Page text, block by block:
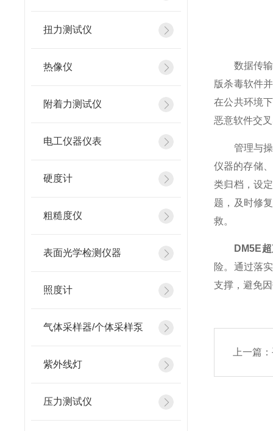
扭力测试仪
热像仪
附着力测试仪
电工仪器仪表
硬度计
粗糙度仪
表面光学检测仪器
照度计
气体采样器/个体采样泵
紫外线灯
压力测试仪
数据传输过
版杀毒软件
在公共环境
恶意软件交
管理与操作
仪器的存储
类归档，设
题，及时修
救。
DM5E
险。通过落
支撑，避免
上一篇：